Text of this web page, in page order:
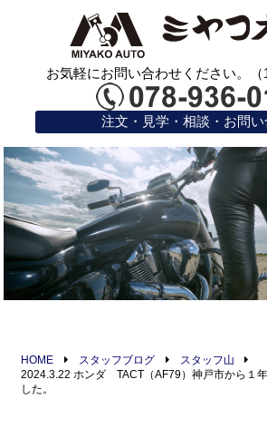
お気軽にお問い合わせください。（
注文・見学・相談・お問い
HOME スタッフブログ
スタッフ山
2024.3.22 ホンダ TACT（AF79）神戸市から１
した。